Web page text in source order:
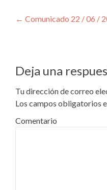
← Comunicado 22 / 06 /
Deja una
Tu dirección de correo
Los campos obligatorios
Comentario